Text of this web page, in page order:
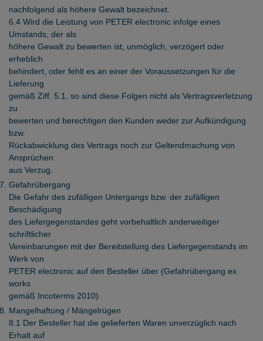
nachfolgend als höhere Gewalt bezeichnet.
6.4 Wird die Leistung von PETER electronic infolge eines
Umstands, der als
höhere Gewalt zu bewerten ist, unmöglich, verzögert oder
erheblich
behindert, oder fehlt es an einer der Voraussetzungen für die
Lieferung
gemäß Ziff. 5.1, so sind diese Folgen nicht als Vertragsverletzung
zu
bewerten und berechtigen den Kunden weder zur Aufkündigung
bzw.
Rückabwicklung des Vertrags noch zur Geltendmachung von
Ansprüchen
aus Verzug.
Gefahrübergang
Die Gefahr des zufälligen Untergangs bzw. der zufälligen
Beschädigung
des Liefergegenstandes geht vorbehaltlich anderweitiger
schriftlicher
Vereinbarungen mit der Bereitstellung des Liefergegenstands im
Werk von
PETER electronic auf den Besteller über (Gefahrübergang ex
works
gemäß Incoterms 2010).
Mangelhaftung / Mängelrügen
8.1 Der Besteller hat die gelieferten Waren unverzüglich nach
Erhalt auf